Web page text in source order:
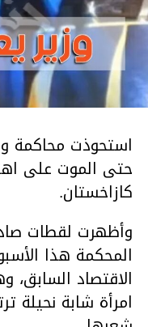
استحوذت محاكمة
حتى الموت على
كازاخستان.
وأظهرت لقطات
المحكمة هذا
الاقتصاد
امرأة شابة نحيلة